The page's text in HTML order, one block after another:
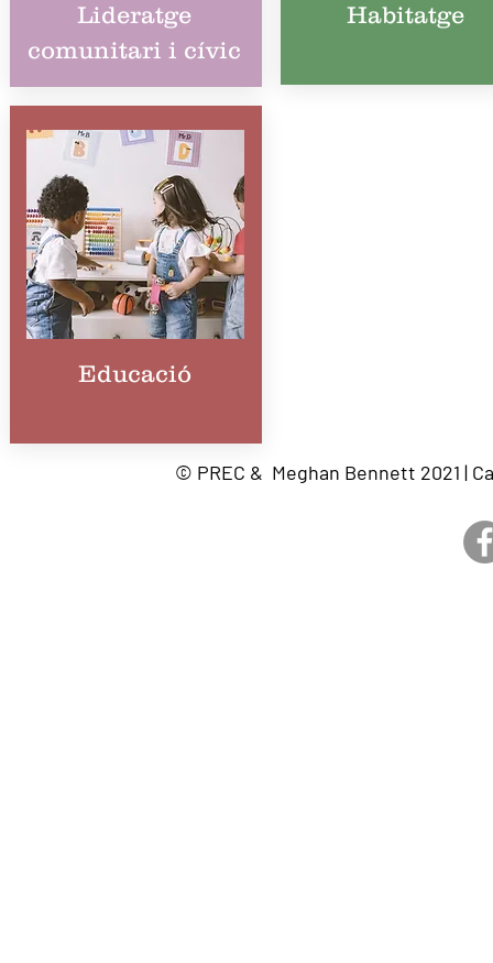
Lideratge
comunitari i cívic
Habitatge
Educació
© PREC & Meghan Bennett 2021 |